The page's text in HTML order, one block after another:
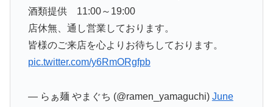
酒類提供 11:00～19:00
店休無、通し営業しております。
皆様のご来店を心よりお待ちしております。
pic.twitter.com/y6RmORgfpb
— らぁ麺 やまぐち (@ramen_yamaguchi) June